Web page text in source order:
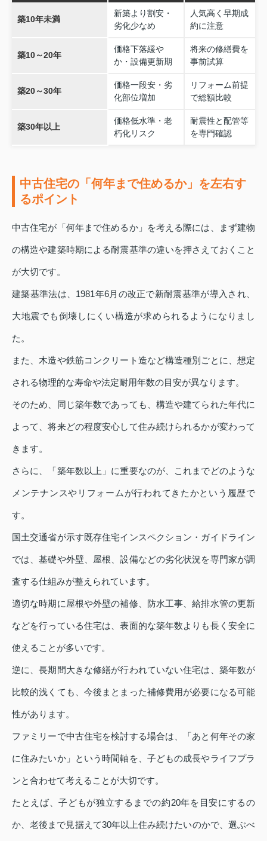
築10年未満
新築より割安・
劣化少なめ
人気高く早期成
約に注意
築10～20年
価格下落緩や
か・設備更新期
将来の修繕費を
事前試算
築20～30年
価格一段安・劣
化部位増加
リフォーム前提
で総額比較
築30年以上
価格低水準・老
朽化リスク
耐震性と配管等
を専門確認
中古住宅の「何年まで住めるか」を左右す
るポイント
中古住宅が「何年まで住めるか」を考える際には、まず建物
の構造や建築時期による耐震基準の違いを押さえておくこと
が大切です。
建築基準法は、1981年6月の改正で新耐震基準が導入され、
大地震でも倒壊しにくい構造が求められるようになりまし
た。
また、木造や鉄筋コンクリート造など構造種別ごとに、想定
される物理的な寿命や法定耐用年数の目安が異なります。
そのため、同じ築年数であっても、構造や建てられた年代に
よって、将来どの程度安心して住み続けられるかが変わって
きます。
さらに、「築年数以上」に重要なのが、これまでどのような
メンテナンスやリフォームが行われてきたかという履歴で
す。
国土交通省が示す既存住宅インスペクション・ガイドライン
では、基礎や外壁、屋根、設備などの劣化状況を専門家が調
査する仕組みが整えられています。
適切な時期に屋根や外壁の補修、防水工事、給排水管の更新
などを行っている住宅は、表面的な築年数よりも長く安全に
使えることが多いです。
逆に、長期間大きな修繕が行われていない住宅は、築年数が
比較的浅くても、今後まとまった補修費用が必要になる可能
性があります。
ファミリーで中古住宅を検討する場合は、「あと何年その家
に住みたいか」という時間軸を、子どもの成長やライフプラ
ンと合わせて考えることが大切です。
たとえば、子どもが独立するまでの約20年を目安にするの
か、老後まで見据えて30年以上住み続けたいのかで、選ぶべ